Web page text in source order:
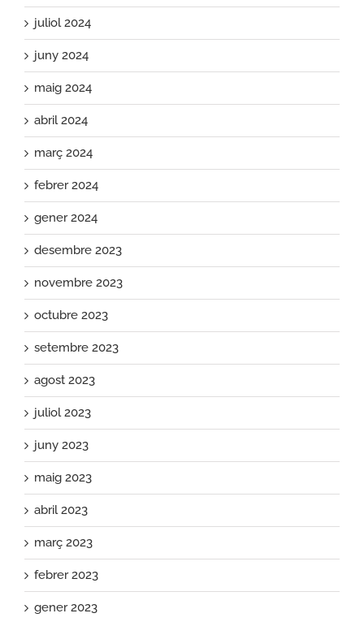
juliol 2024
juny 2024
maig 2024
abril 2024
març 2024
febrer 2024
gener 2024
desembre 2023
novembre 2023
octubre 2023
setembre 2023
agost 2023
juliol 2023
juny 2023
maig 2023
abril 2023
març 2023
febrer 2023
gener 2023